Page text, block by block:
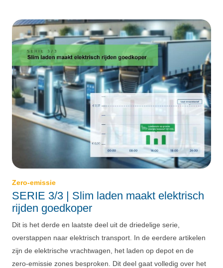
Zero-emissie
SERIE 3/3 | Slim laden maakt elektrisch
rijden goedkoper
Dit is het derde en laatste deel uit de driedelige serie,
overstappen naar elektrisch transport. In de eerdere artikelen
zijn de elektrische vrachtwagen, het laden op depot en de
zero-emissie zones besproken. Dit deel gaat volledig over het